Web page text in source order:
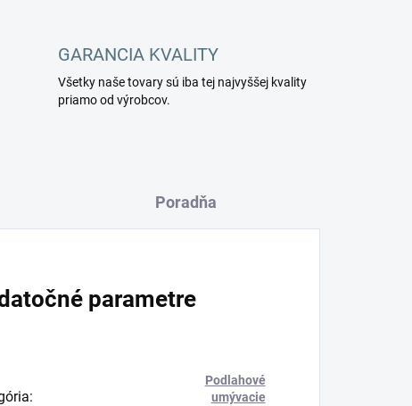
GARANCIA KVALITY
Všetky naše tovary sú iba tej najvyššej kvality
priamo od výrobcov.
Poradňa
parametre
:
Podlahové
umývacie